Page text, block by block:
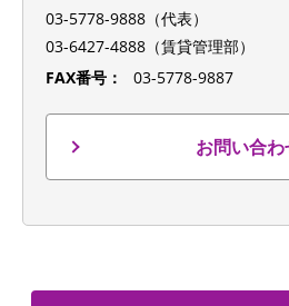
03-5778-9888（代表）
03-6427-4888（賃貸管理部）
FAX番号：
03-5778-9887
お問い合わ